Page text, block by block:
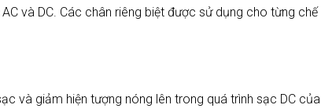
và DC. Các chân riêng biệt được sử dụng cho từng chế
và giảm hiện tượng nóng lên trong quá trình sạc DC của